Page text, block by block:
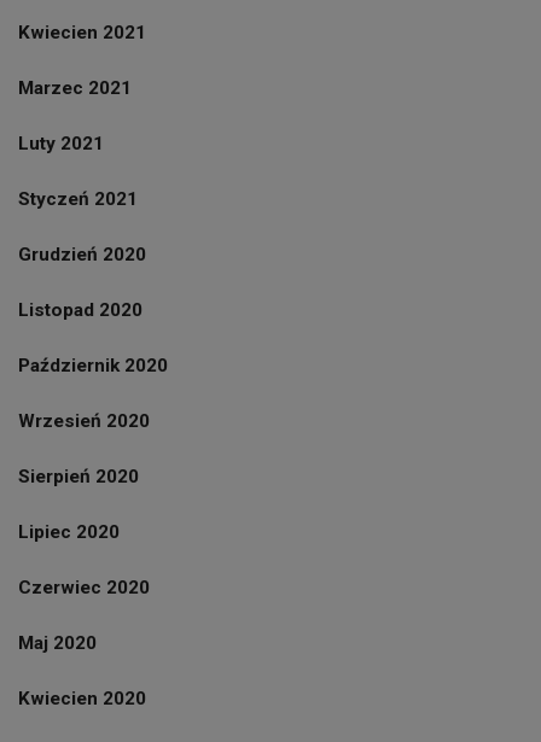
Kwiecien 2021
Marzec 2021
Luty 2021
Styczeń 2021
Grudzień 2020
Listopad 2020
Październik 2020
Wrzesień 2020
Sierpień 2020
Lipiec 2020
Czerwiec 2020
Maj 2020
Kwiecien 2020